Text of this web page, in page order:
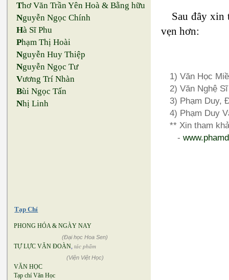
Thơ Văn Trần Yên Hoà & Bằng hữu
Nguyễn Ngọc Chính
Hà Sĩ Phu
Phạm Thị Hoài
Nguyễn Huy Thiệp
Nguyễn Ngọc Tư
Vương Trí Nhàn
Bùi Ngọc Tấn
Nhị Linh
Tạp Chí
PHONG HÓA & NGÀY NAY
(Đại học Hoa Sen)
TỰ LỰC VĂN ĐOÀN, tác phẩm
(Viện Việt Học)
VĂN HỌC
Tạp chí Văn Học
Sau đây xin
vẹn hơn:
1) Văn Học
2) Văn Nghệ
3) Phạm Duy,
4) Phạm Duy
** Xin tham
-